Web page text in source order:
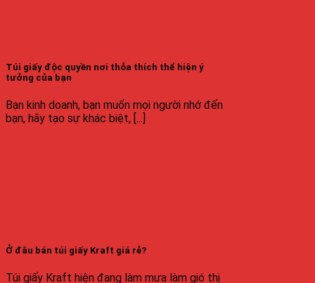
Túi giấy độc quyền nơi thỏa thích thể hiện ý
tưởng của bạn
Bạn kinh doanh, bạn muốn mọi người nhớ đến
bạn, hãy tạo sự khác biệt, [...]
Ở đâu bán túi giấy Kraft giá rẻ?
Túi giấy Kraft hiện đang làm mưa làm gió thị